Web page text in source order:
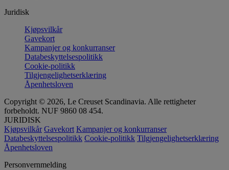
Juridisk
Kjøpsvilkår
Gavekort
Kampanjer og konkurranser
Databeskyttelsespolitikk
Cookie-politikk
Tilgjengelighetserklæring
Åpenhetsloven
Copyright © 2026, Le Creuset Scandinavia. Alle rettigheter
forbeholdt. NUF 9860 08 454.
JURIDISK
Kjøpsvilkår Gavekort Kampanjer og konkurranser
Databeskyttelsespolitikk Cookie-politikk Tilgjengelighetserklæring
Åpenhetsloven
Personvernmelding